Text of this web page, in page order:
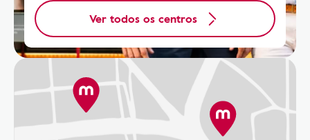
Ver todos os centros